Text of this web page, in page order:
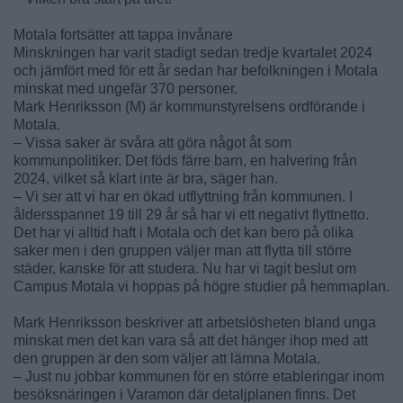
Motala fortsätter att tappa invånare
Minskningen har varit stadigt sedan tredje kvartalet 2024
och jämfört med för ett år sedan har befolkningen i Motala
minskat med ungefär 370 personer.
Mark Henriksson (M) är kommunstyrelsens ordförande i
Motala.
– Vissa saker är svåra att göra något åt som
kommunpolitiker. Det föds färre barn, en halvering från
2024, vilket så klart inte är bra, säger han.
– Vi ser att vi har en ökad utflyttning från kommunen. I
åldersspannet 19 till 29 år så har vi ett negativt flyttnetto.
Det har vi alltid haft i Motala och det kan bero på olika
saker men i den gruppen väljer man att flytta till större
städer, kanske för att studera. Nu har vi tagit beslut om
Campus Motala vi hoppas på högre studier på hemmaplan.
Mark Henriksson beskriver att arbetslösheten bland unga
minskat men det kan vara så att det hänger ihop med att
den gruppen är den som väljer att lämna Motala.
– Just nu jobbar kommunen för en större etableringar inom
besöksnäringen i Varamon där detaljplanen finns. Det